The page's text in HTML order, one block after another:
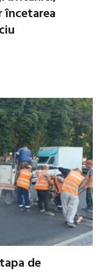
încetarea
de